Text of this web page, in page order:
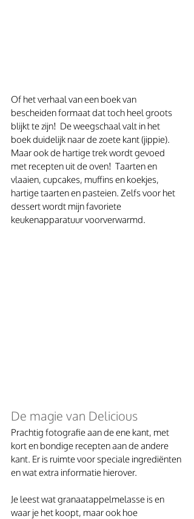
Of het verhaal van een boek van
bescheiden formaat dat toch heel groots
blijkt te zijn!  De weegschaal valt in het
boek duidelijk naar de zoete kant (jippie).
Maar ook de hartige trek wordt gevoed
met recepten uit de oven!  Taarten en
vlaaien, cupcakes, muffins en koekjes,
hartige taarten en pasteien. Zelfs voor het
dessert wordt mijn favoriete
keukenapparatuur voorverwarmd.
De magie van Delicious
Prachtig fotografie aan de ene kant, met
kort en bondige recepten aan de andere
kant. Er is ruimte voor speciale ingrediënten
en wat extra informatie hierover.
Je leest wat granaatappelmelasse is en
waar je het koopt, maar ook hoe